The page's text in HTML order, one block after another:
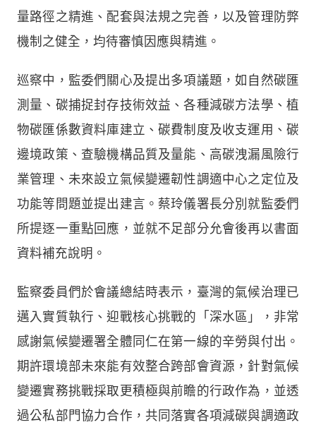
量路徑之精進、配套與法規之完善，以及管理防弊
機制之健全，均待審慎因應與精進。
巡察中，監委們關心及提出多項議題，如自然碳匯
測量、碳捕捉封存技術效益、各種減碳方法學、植
物碳匯係數資料庫建立、碳費制度及收支運用、碳
邊境政策、查驗機構品質及量能、高碳洩漏風險行
業管理、未來設立氣候變遷韌性調適中心之定位及
功能等問題並提出建言。蔡玲儀署長分別就監委們
所提逐一重點回應，並就不足部分允會後再以書面
資料補充說明。
監察委員們於會議總結時表示，臺灣的氣候治理已
邁入實質執行、迎戰核心挑戰的「深水區」，非常
感謝氣候變遷署全體同仁在第一線的辛勞與付出。
期許環境部未來能有效整合跨部會資源，針對氣候
變遷實務挑戰採取更積極與前瞻的行政作為，並透
過公私部門協力合作，共同落實各項減碳與調適政